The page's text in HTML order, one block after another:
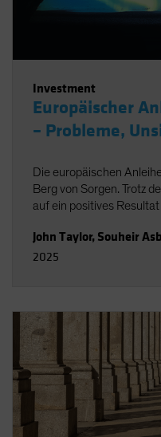
Investment
Europäischer
– Probleme,
Die europäischen
Berg von Sorgen. Trotz
auf ein positives Resultat
John Taylor, Souheir
2025